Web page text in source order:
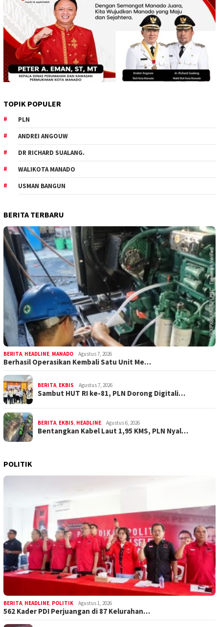
TOPIK POPULER
PLN
ANDREI ANGOUW
DR RICHARD SUALANG.
WALIKOTA MANADO
USMAN BANGUN
BERITA TERBARU
BERITA, HEADLINE, MANADO Agustus 7, 2026
Berhasil Operasikan Kembali Satu Unit Me…
BERITA, EKBIS Agustus 7, 2026
Sambut HUT RI ke-81, PLN Dorong Digitali…
BERITA, EKBIS, HEADLINE Agustus 6, 2026
Bentangkan Kabel Laut 1,95 KMS, PLN Nyal…
POLITIK
BERITA, HEADLINE, POLITIK Agustus 1, 2026
562 Kader PDI Perjuangan di 87 Kelurahan…